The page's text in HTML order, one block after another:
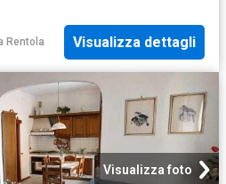
Rentola Visualizza dettagli
Visualizza foto